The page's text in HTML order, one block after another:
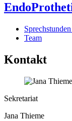
Team
Kontakt
Sekretariat
Jana Thieme